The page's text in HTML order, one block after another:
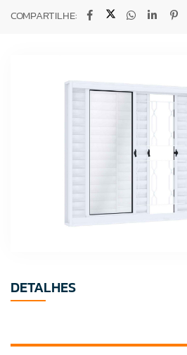
COMPARTILHE:
DETALHES